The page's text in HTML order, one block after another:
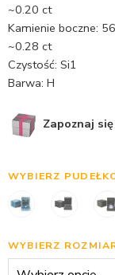
~0.20 ct
Kamienie boczne:
~0.28 ct
Czystość: Si1
Barwa: H
Zapoznaj
WYBIERZ
WYBIERZ